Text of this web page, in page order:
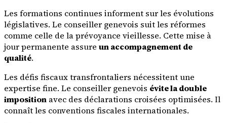
Les formations continues informent sur les évolutions
législatives. Le conseiller genevois suit les réformes
comme celle de la prévoyance vieillesse. Cette mise à
jour permanente assure un accompagnement de
qualité.
Les défis fiscaux transfrontaliers nécessitent une
expertise fine. Le conseiller genevois évite la double
imposition avec des déclarations croisées optimisées. Il
connaît les conventions fiscales internationales.